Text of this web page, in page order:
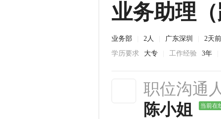
业务助理
业务部 2人 广东深圳
2天
学历要求
大专 工作经验 3年
职位沟通
陈小姐
当前在